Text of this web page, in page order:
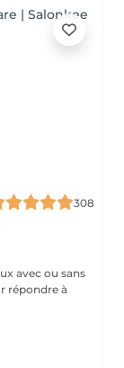
308
avec ou sans
répondre à